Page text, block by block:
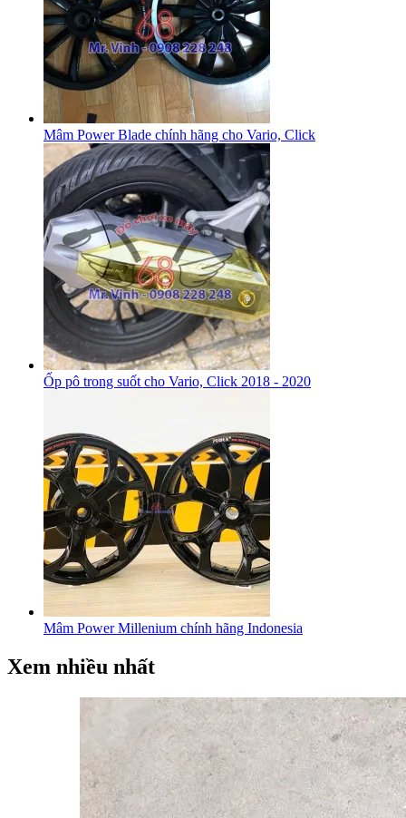
Mâm Power Blade chính hãng cho Vario, Click
Ốp pô trong suốt cho Vario, Click 2018 - 2020
Mâm Power Millenium chính hãng Indonesia
Xem nhiều nhất